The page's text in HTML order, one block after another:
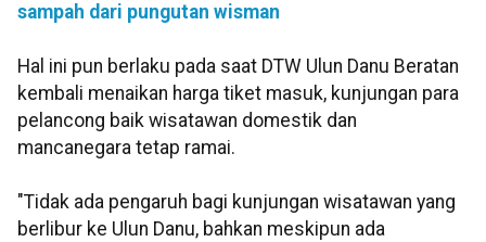
sampah dari pungutan wisman
Hal ini pun berlaku pada saat DTW Ulun Danu Beratan
kembali menaikan harga tiket masuk, kunjungan para
pelancong baik wisatawan domestik dan
mancanegara tetap ramai.
"Tidak ada pengaruh bagi kunjungan wisatawan yang
berlibur ke Ulun Danu, bahkan meskipun ada